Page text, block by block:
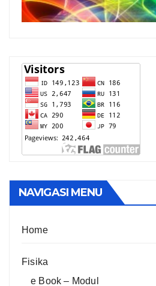
NAVIGASI MENU
Home
Fisika
e Book – Modul